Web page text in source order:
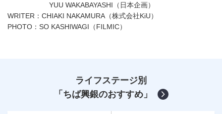
YUU WAKABAYASHI（日本企画）
WRITER：CHIAKI NAKAMURA（株式会社KiU）
PHOTO：SO KASHIWAGI（FILMIC）
ライフステージ別
「ちば興銀のおすすめ」